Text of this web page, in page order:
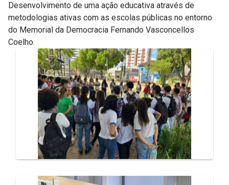
Desenvolvimento de uma ação educativa através de
metodologias ativas com as escolas públicas no entorno
do Memorial da Democracia Fernando Vasconcellos
Coelho.
Galeria de Mídias